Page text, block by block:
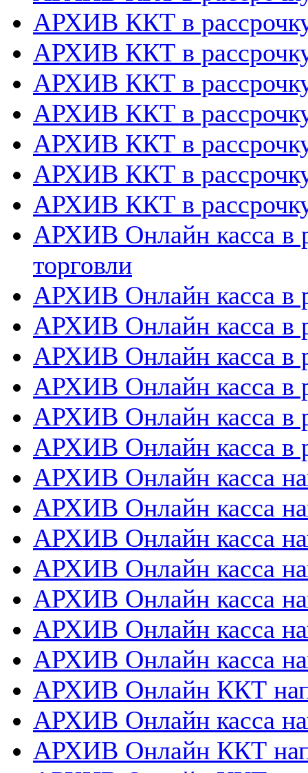
АРХИВ ККТ в
АРХИВ ККТ в
АРХИВ ККТ в
АРХИВ ККТ в
АРХИВ ККТ в
АРХИВ ККТ в
АРХИВ ККТ в
АРХИВ Онлайн касса в
торговли
АРХИВ Онлайн касса в
АРХИВ Онлайн касса в
АРХИВ Онлайн касса в
АРХИВ Онлайн касса в
АРХИВ Онлайн касса в
АРХИВ Онлайн касса в
АРХИВ Онлайн касса
АРХИВ Онлайн касса
АРХИВ Онлайн касса
АРХИВ Онлайн касса
АРХИВ Онлайн касса
АРХИВ Онлайн касса
АРХИВ Онлайн касса
АРХИВ Онлайн ККТ
АРХИВ Онлайн касса
АРХИВ Онлайн ККТ